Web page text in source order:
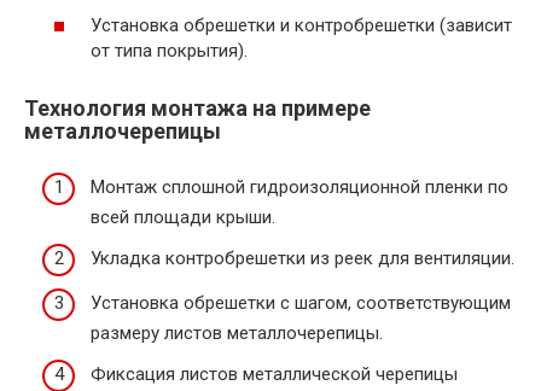
Установка обрешетки и контробрешетки (зависит
от типа покрытия).
Технология монтажа на примере
металлочерепицы
Монтаж сплошной гидроизоляционной пленки по
всей площади крыши.
Укладка контробрешетки из реек для вентиляции.
Установка обрешетки с шагом, соответствующим
размеру листов металлочерепицы.
Фиксация листов металлической черепицы